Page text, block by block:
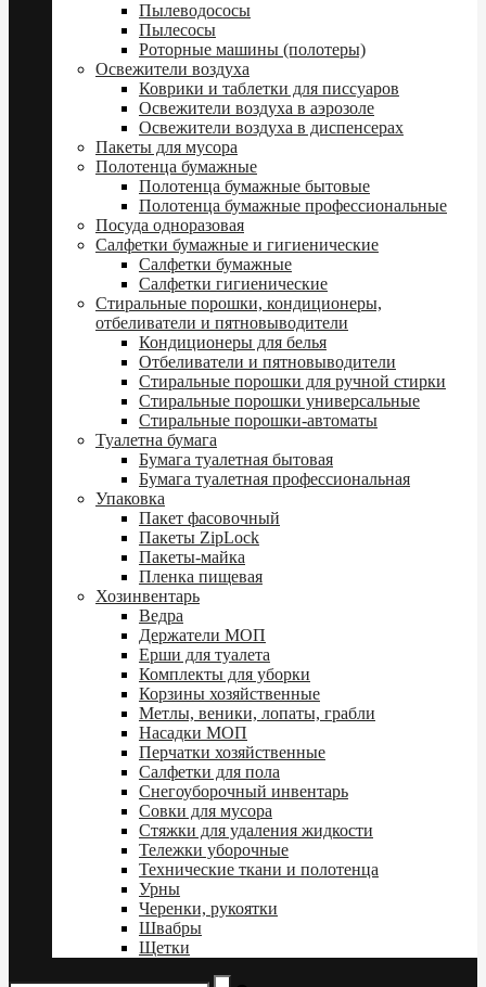
Пылеводососы
Пылесосы
Роторные машины (полотеры)
Освежители воздуха
Коврики и таблетки для писсуаров
Освежители воздуха в аэрозоле
Освежители воздуха в диспенсерах
Пакеты для мусора
Полотенца бумажные
Полотенца бумажные бытовые
Полотенца бумажные профессиональные
Посуда одноразовая
Салфетки бумажные и гигиенические
Салфетки бумажные
Салфетки гигиенические
Стиральные порошки, кондиционеры,
отбеливатели и пятновыводители
Кондиционеры для белья
Отбеливатели и пятновыводители
Стиральные порошки для ручной стирки
Стиральные порошки универсальные
Стиральные порошки-автоматы
Туалетна бумага
Бумага туалетная бытовая
Бумага туалетная профессиональная
Упаковка
Пакет фасовочный
Пакеты ZipLock
Пакеты-майка
Пленка пищевая
Хозинвентарь
Ведра
Держатели МОП
Ерши для туалета
Комплекты для уборки
Корзины хозяйственные
Метлы, веники, лопаты, грабли
Насадки МОП
Перчатки хозяйственные
Салфетки для пола
Снегоуборочный инвентарь
Совки для мусора
Стяжки для удаления жидкости
Тележки уборочные
Технические ткани и полотенца
Урны
Черенки, рукоятки
Швабры
Щетки